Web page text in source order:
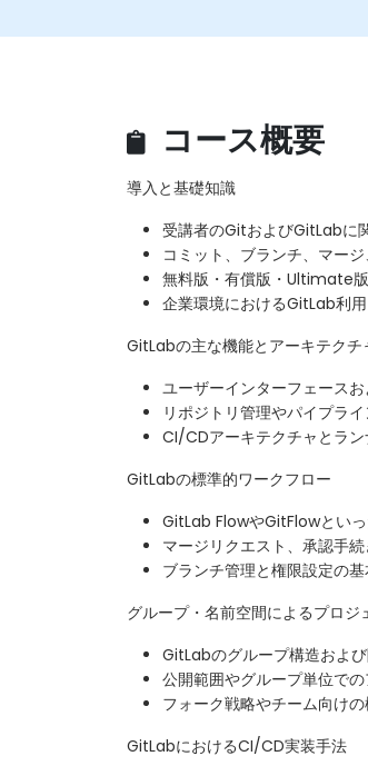
コース概要
導入と基礎知識
受講者のGitおよびGitLabに
コミット、ブランチ、マー
無料版・有償版・Ultimate
企業環境におけるGitLab利
GitLabの主な機能とアーキテクチ
ユーザーインターフェース
リポジトリ管理やパイプラ
CI/CDアーキテクチャとラ
GitLabの標準的ワークフロー
GitLab FlowやGitFlowとい
マージリクエスト、承認手
ブランチ管理と権限設定の
グループ・名前空間によるプロジ
GitLabのグループ構造およ
公開範囲やグループ単位で
フォーク戦略やチーム向け
GitLabにおけるCI/CD実装手法